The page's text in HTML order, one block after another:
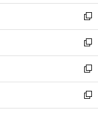
開
く
ウ
ィ
ン
ド
ウ
で
開
く
し
い
ウ
ィ
ン
ド
ウ
で
開
新
し
い
ウ
ィ
ン
ド
ウ
新
し
い
ウ
ィ
ン
新
し
い
ウ
新
し